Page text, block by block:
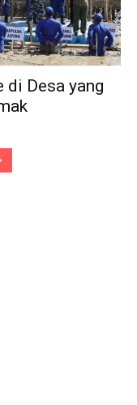
di Desa yang